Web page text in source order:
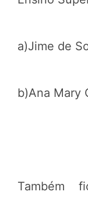
a)Jime de
b)Ana Mary
Também